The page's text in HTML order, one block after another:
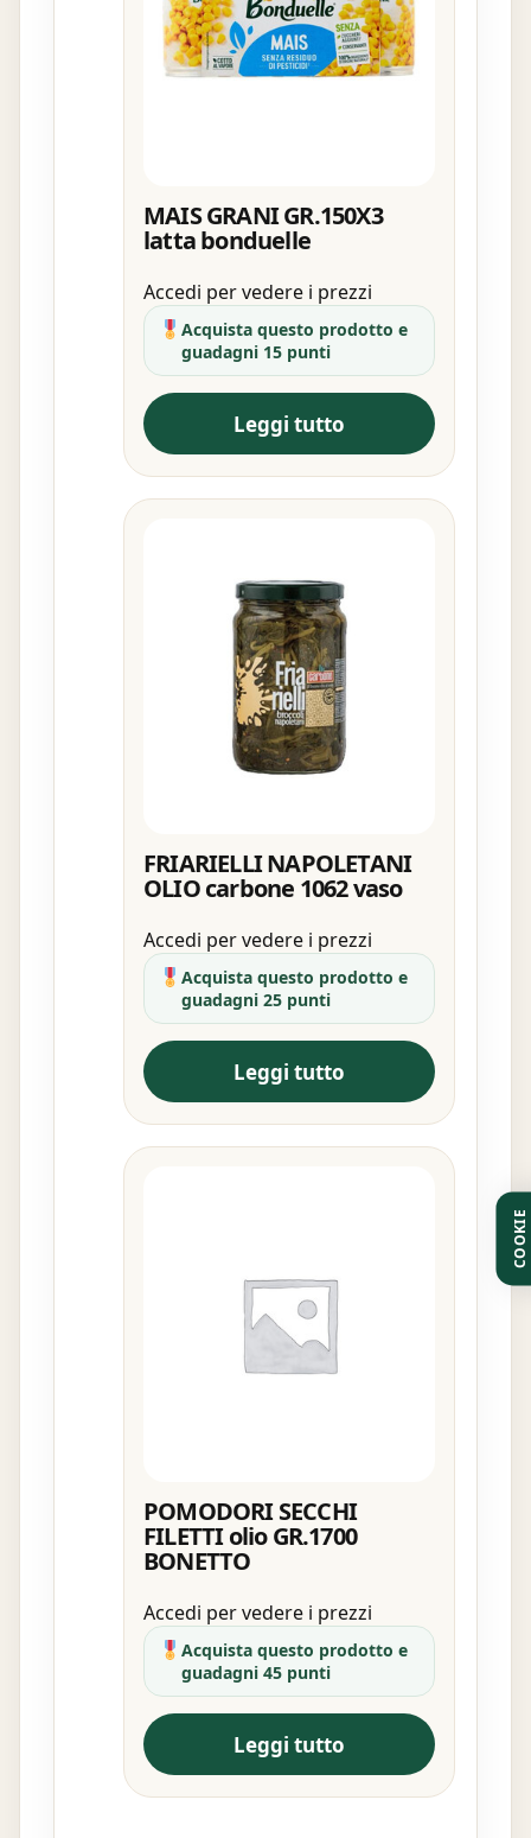
MAIS GRANI GR.150X3
latta bonduelle
Accedi per vedere i prezzi
Acquista questo prodotto e
guadagni 15 punti
Leggi tutto
FRIARIELLI NAPOLETANI
OLIO carbone 1062 vaso
Accedi per vedere i prezzi
Acquista questo prodotto e
guadagni 25 punti
Leggi tutto
POMODORI SECCHI
FILETTI olio GR.1700
BONETTO
Accedi per vedere i prezzi
Acquista questo prodotto e
guadagni 45 punti
Leggi tutto
COOKIE